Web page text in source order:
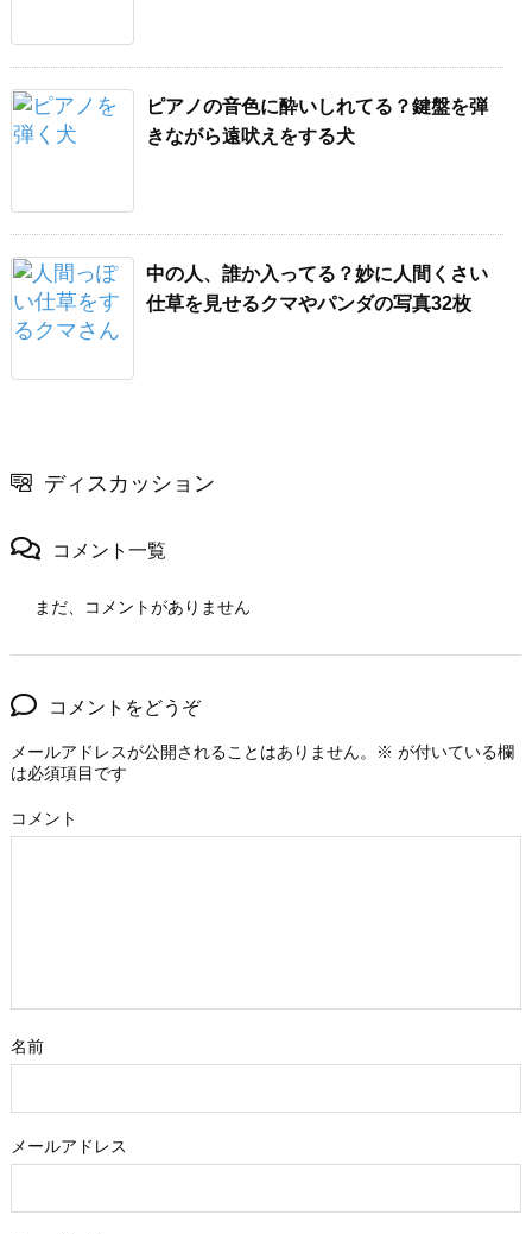
ピアノの音色に酔いしれてる？鍵盤を弾
きながら遠吠えをする犬
中の人、誰か入ってる？妙に人間くさい
仕草を見せるクマやパンダの写真32枚
ディスカッション
コメント一覧
まだ、コメントがありません
コメントをどうぞ
メールアドレスが公開されることはありません。 ※ が付いている欄
は必須項目です
コメント
名前
メールアドレス